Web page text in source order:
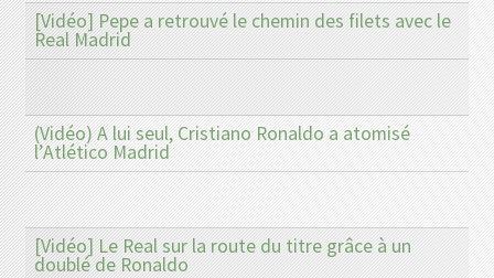
[Vidéo] Pepe a retrouvé le chemin des filets avec le
Real Madrid
(Vidéo) A lui seul, Cristiano Ronaldo a atomisé
l’Atlético Madrid
[Vidéo] Le Real sur la route du titre grâce à un
doublé de Ronaldo